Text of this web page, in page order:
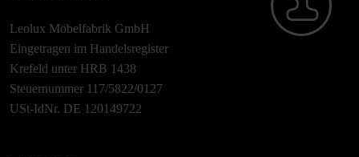
Leolux Möbelfabrik GmbH
Eingetragen im Handelsregister
Krefeld unter HRB 1438
Steuernummer 117/5822/0127
USt-IdNr. DE 120149722